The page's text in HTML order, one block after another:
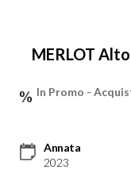
MERLOT
In Promo -
Annata
2023